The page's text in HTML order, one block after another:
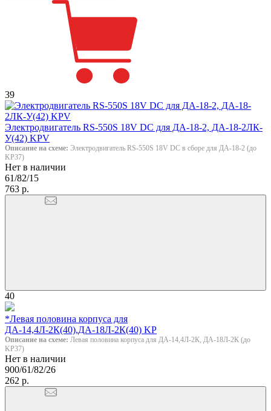
39
Электродвигатель RS-550S 18V DC для ДА-18-2, ДА-18-2ЛК-
У(42) KPV
Описание на схеме: Электродвигатель RS-550S 18V DC в сборе для ДА-18-2 (до
KP37)
Нет в наличии
61/82/15
763 р.
40
*Левая половина корпуса для
ДА-14,4Л-2К(40),ДА-18Л-2К(40) KP
Описание на схеме: Левая половина корпуса для ДА-14,4Л-2К, ДА-18Л-2К (до
KP37)
Нет в наличии
900/61/82/26
262 р.